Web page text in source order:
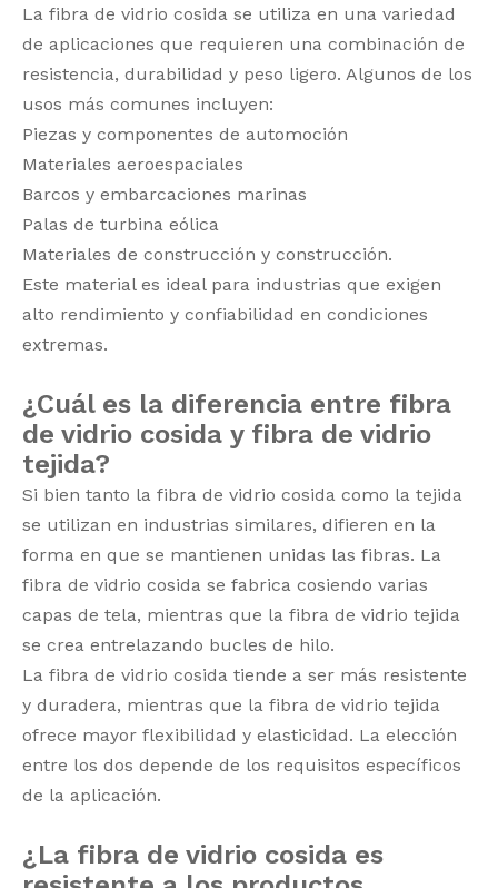
La fibra de vidrio cosida se utiliza en una variedad
de aplicaciones que requieren una combinación de
resistencia, durabilidad y peso ligero. Algunos de los
usos más comunes incluyen:
Piezas y componentes de automoción
Materiales aeroespaciales
Barcos y embarcaciones marinas
Palas de turbina eólica
Materiales de construcción y construcción.
Este material es ideal para industrias que exigen
alto rendimiento y confiabilidad en condiciones
extremas.
¿Cuál es la diferencia entre fibra
de vidrio cosida y fibra de vidrio
tejida?
Si bien tanto la fibra de vidrio cosida como la tejida
se utilizan en industrias similares, difieren en la
forma en que se mantienen unidas las fibras. La
fibra de vidrio cosida se fabrica cosiendo varias
capas de tela, mientras que la fibra de vidrio tejida
se crea entrelazando bucles de hilo.
La fibra de vidrio cosida tiende a ser más resistente
y duradera, mientras que la fibra de vidrio tejida
ofrece mayor flexibilidad y elasticidad. La elección
entre los dos depende de los requisitos específicos
de la aplicación.
¿La fibra de vidrio cosida es